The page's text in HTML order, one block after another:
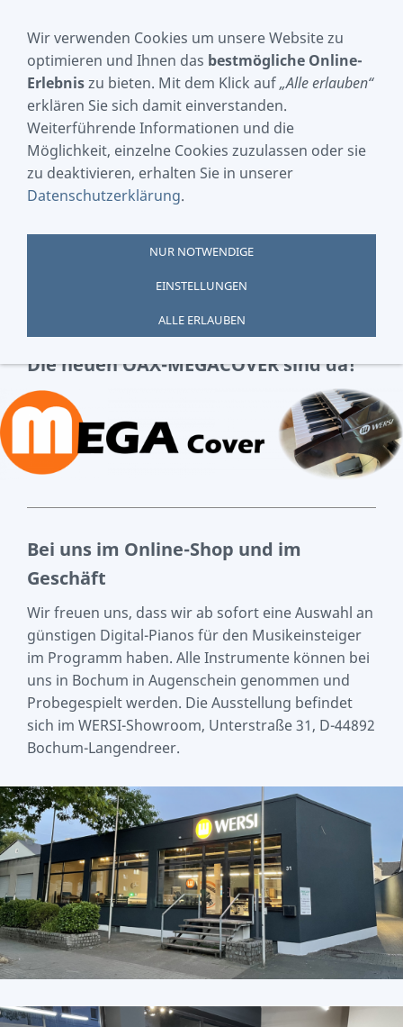
NAVIGATION EINBLENDEN
Herzlich willkommen im Online-
Shop von LIVE STYLE MUSIC
GmbH !
WERSI OAS-/OAX-Instrument. Unser Sortiment
beinhaltet Tonträger, Software und Zubehör.
Die neuen OAX-MEGACOVER sind da!
Bei uns im Online-Shop und im
Geschäft
Wir freuen uns, dass wir ab sofort eine Auswahl an
günstigen Digital-Pianos für den Musikeinsteiger
im Programm haben. Alle Instrumente können bei
uns in Bochum in Augenschein genommen und
Probegespielt werden. Die Ausstellung befindet
sich im WERSI-Showroom, Unterstraße 31, D-44892
Bochum-Langendreer.
Wir verwenden Cookies um unsere Website zu
optimieren und Ihnen das bestmögliche Online-
Erlebniszu bieten. Mit dem Klick auf„Alle erlauben“
erklären Sie sich damit einverstanden.
Weiterführende Informationen und die
Möglichkeit, einzelne Cookies zuzulassen oder sie
zu deaktivieren, erhalten Sie in unserer
Datenschutzerklärung.
NUR NOTWENDIGE
EINSTELLUNGEN
ALLE ERLAUBEN